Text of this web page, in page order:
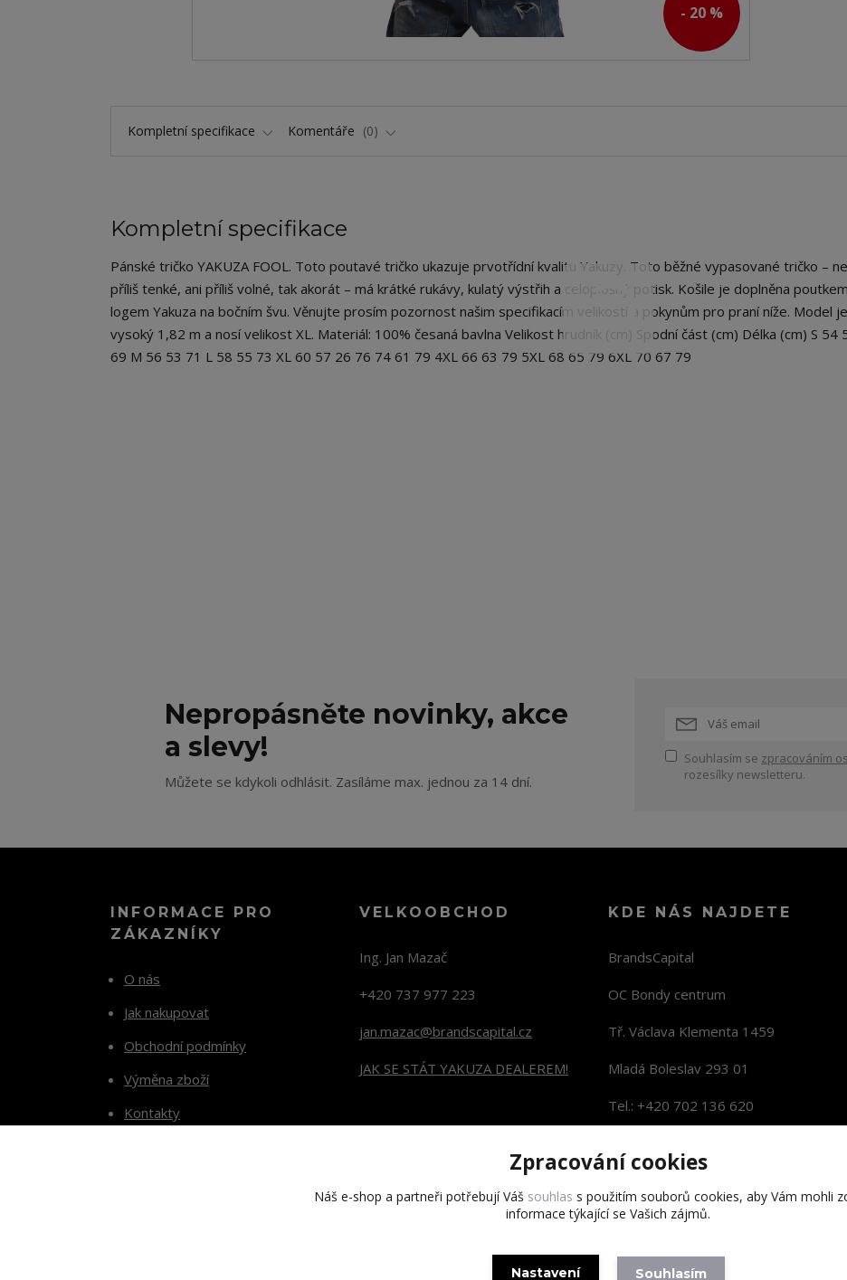
- 20 %
Kompletní specifikace Komentáře 0
Kompletní specifikace
Pánské tričko YAKUZA FOOL. Toto poutavé tričko ukazuje prvotřídní kvalitu Yakuzy. Toto běžné vypasované tričko –
příliš tenké, ani příliš volné, tak akorát – má krátké rukávy, kulatý výstřih a celoplošný potisk. Košile je doplněna
logem Yakuza na bočním švu. Věnujte prosím pozornost našim specifikacím velikostí a pokynům pro praní níže. Model je
vysoký 1,82 m a nosí velikost XL. Materiál: 100% česaná bavlna Velikost hrudník (cm) Spodní část (cm) Délka (cm) S 54
69 M 56 53 71 L 58 55 73 XL 60 57 26 76 74 61 79 4XL 66 63 79 5XL 68 65 79 6XL 70 67 79
Nepropásněte novinky, akce
a slevy!
Můžete se kdykoli odhlásit. Zasíláme max. jednou za 14 dní.
Souhlasím se zpracováním
rozesílky newsletteru.
INFORMACE PRO
ZÁKAZNÍKY
O nás
Jak nakupovat
Obchodní podmínky
Výměna zboží
Kontakty
VELKOOBCHOD
Ing. Jan Mazač
+420 737 977 223
jan.mazac@brandscapital.cz
JAK SE STÁT YAKUZA DEALEREM!
KDE NÁS NAJDETE
BrandsCapital
OC Bondy centrum
Tř. Václava Klementa 1459
Mladá Boleslav 293 01
Tel.: +420 702 136 620
Copyright 2020 BrandsCapital s.r.o.
Zpracování cookies
Náš e-shop a partneři potřebují Váš souhlas s použitím souborů cookies, aby Vám mohli
informace týkající se Vašich zájmů.
Nastavení Souhlasím